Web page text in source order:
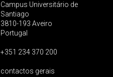
Campus Universitário de
Santiago
3810-193 Aveiro
Portugal
+351 234 370 200
contactos gerais